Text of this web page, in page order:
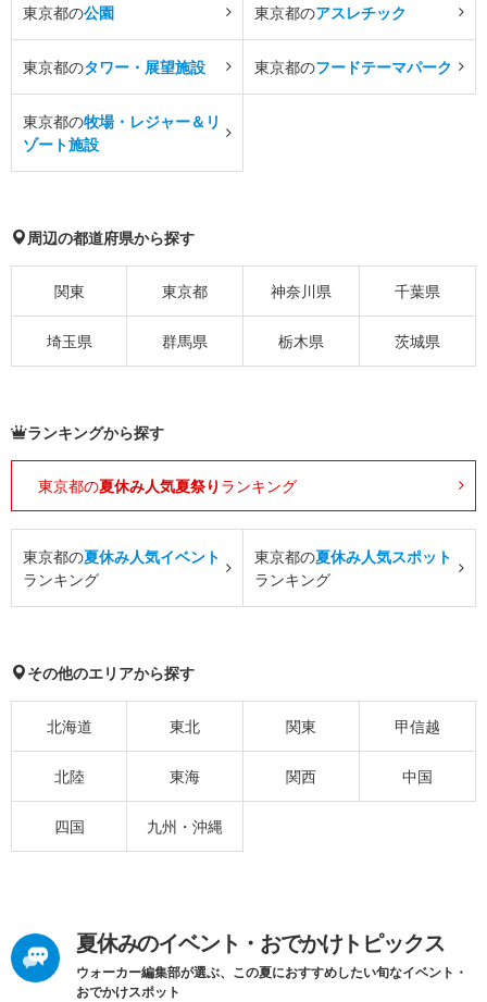
東京都の公園 東京都のアスレチック
東京都のタワー・展望施設 東京都のフードテーマパーク
東京都の牧場・レジャー＆リ
ゾート施設
周辺の都道府県から探す
関東 東京都 神奈川県 千葉県
埼玉県 群馬県 栃木県 茨城県
ランキングから探す
東京都の夏休み人気夏祭り ランキング
東京都の夏休み人気イベント
ランキング
東京都の夏休み人気スポット
ランキング
その他のエリアから探す
北海道 東北 関東 甲信越
北陸 東海 関西 中国
四国 九州・沖縄
夏休みのイベント・おでかけトピックス
ウォーカー編集部が選ぶ、この夏におすすめしたい旬なイベント・
おでかけスポット